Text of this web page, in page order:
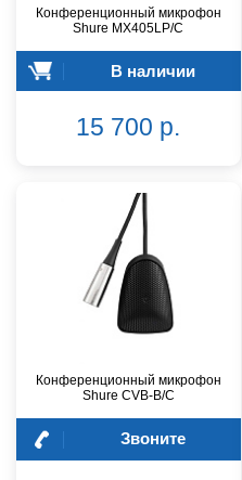
Конференционный микрофон
Shure MX405LP/C
В наличии
15 700 р.
Конференционный микрофон
Shure CVB-B/C
Звоните